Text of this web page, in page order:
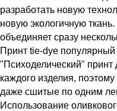
разработать новую
новую экологичную
объединяет сразу
Принт tie-dye популярный
"Психоделический"
каждого изделия,
даже сшитые по одним
Использование